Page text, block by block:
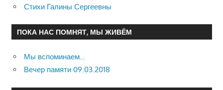
Стихи Галины Сергеевны
ПОКА НАС ПОМНЯТ, МЫ ЖИВЁМ
Мы вспоминаем…
Вечер памяти 09.03.2018